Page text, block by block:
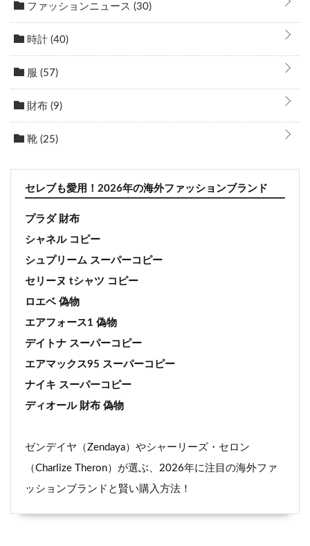
ファッションニュース (30)
時計 (40)
服 (57)
財布 (9)
靴 (25)
セレブも愛用！2026年の海外ファッションブランド
プラダ 財布
シャネル コピー
シュプリーム スーパーコピー
セリーヌ tシャツ コピー
ロエベ 偽物
エアフォース1 偽物
デイトナ スーパーコピー
エアマックス95 スーパーコピー
ナイキ スーパーコピー
ディオール 財布 偽物
ゼンデイヤ（Zendaya）やシャーリーズ・セロン
（Charlize Theron）が選ぶ、2026年に注目の海外ファ
ッションブランドと賢い購入方法！